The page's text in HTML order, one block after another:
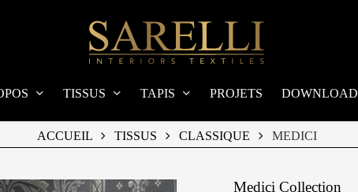
TISSUS TAPIS PROJETS DOWNLOAD
ACCUEIL TISSUS CLASSIQUE MEDICI
Medici Collection